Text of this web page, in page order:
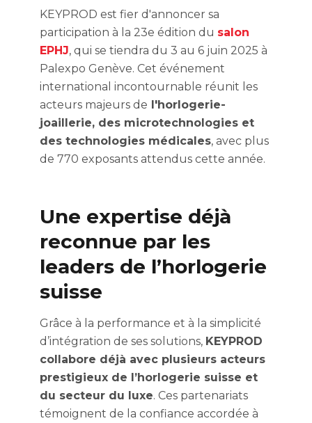
KEYPROD est fier d'annoncer sa
participation à la 23e édition du salon
EPHJ, qui se tiendra du 3 au 6 juin 2025 à
Palexpo Genève. Cet événement
international incontournable réunit les
acteurs majeurs de l'horlogerie-
joaillerie, des microtechnologies et
des technologies médicales, avec plus
de 770 exposants attendus cette année.
Une expertise déjà
reconnue par les
leaders de l’horlogerie
suisse
Grâce à la performance et à la simplicité
d’intégration de ses solutions, KEYPROD
collabore déjà avec plusieurs acteurs
prestigieux de l’horlogerie suisse et
du secteur du luxe. Ces partenariats
témoignent de la confiance accordée à